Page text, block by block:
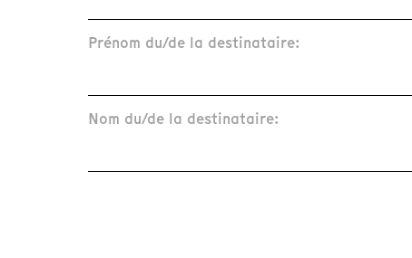
Prénom du/de la destinataire:
Nom du/de la destinataire: